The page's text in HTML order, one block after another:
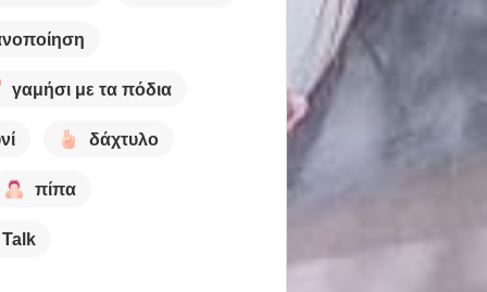
γαμήσι με τα πόδια
δάχτυλο
πίπα